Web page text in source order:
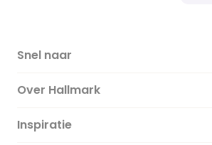
Snel naar
Over Hallmark
Over ons
Inspiratie